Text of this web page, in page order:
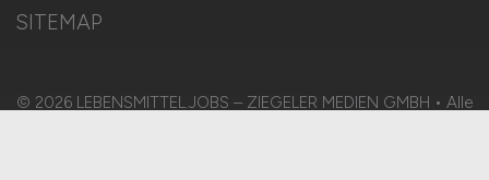
SITEMAP
© 2026 LEBENSMITTEL.JOBS – ZIEGELER MEDIEN GMBH • Alle